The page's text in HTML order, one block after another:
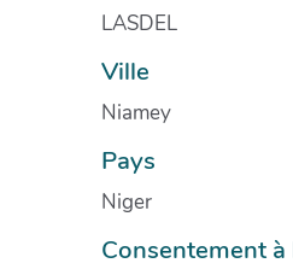
LASDEL
Ville
Niamey
Pays
Niger
Consentement